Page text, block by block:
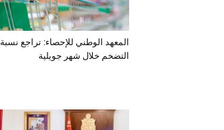
المعهد الوطني للإحصاء: تراجع نسبة
التضخم خلال شهر جويلية